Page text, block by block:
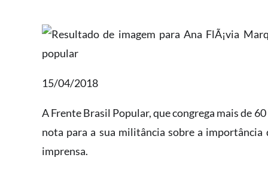
15/04/2018
A Frente Brasil Popular, que congrega mais de
nota para a sua militância sobre a
imprensa.